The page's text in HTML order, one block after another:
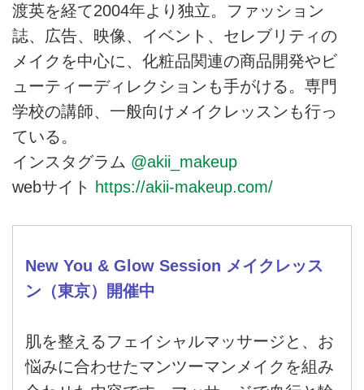
渡英を経て2004年より独立。ファッション
誌、広告、映像、イベント、セレブリティの
メイクを中心に、化粧品関連の商品開発やビ
ューティーディレクションも手がける。専門
学校の講師、一般向けメイクレッスンも行っ
ている。
インスタグラム @akii_makeup
webサイト
https://akii-makeup.com/
New You & Glow Session メイクレッス
ン（東京）開催中
肌を整えるフェイシャルマッサージと、お
悩みに合わせたマンツーマンメイクを組み